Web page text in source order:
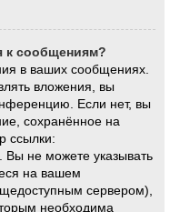
к сообщениям?
в ваших сообщениях.
вложения, вы
Если нет, вы
сохранённое на
ссылки:
Вы не можете указывать
на вашем
сервером),
необходима